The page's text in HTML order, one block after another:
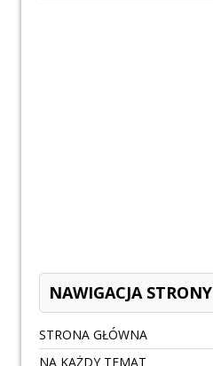
NAWIGACJA STRONY
STRONA GŁÓWNA
NA KAŻDY TEMAT